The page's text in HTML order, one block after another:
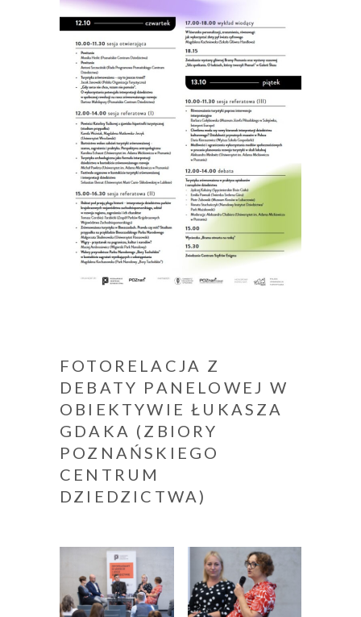
FOTORELACJA Z
DEBATY PANELOWEJ W
OBIEKTYWIE ŁUKASZA
GDAKA (ZBIORY
POZNAŃSKIEGO
CENTRUM
DZIEDZICTWA)